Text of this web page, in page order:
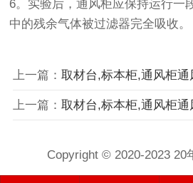
6。实验后，通风柜应保持运行一
中的残余气体被过滤器完全吸收。
上一篇： 取材台,标本柜,通风柜通风
上一篇： 取材台,标本柜,通风柜通风
Copyright © 2020-2023 20